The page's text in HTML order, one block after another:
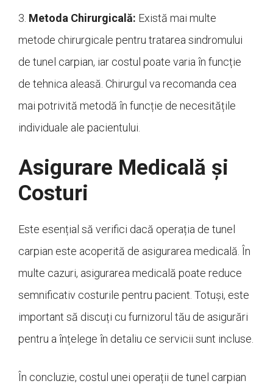
3. Metoda Chirurgicală: Există mai multe
metode chirurgicale pentru tratarea sindromului
de tunel carpian, iar costul poate varia în funcție
de tehnica aleasă. Chirurgul va recomanda cea
mai potrivită metodă în funcție de necesitățile
individuale ale pacientului.
Asigurare Medicală și
Costuri
Este esențial să verifici dacă operația de tunel
carpian este acoperită de asigurarea medicală. În
multe cazuri, asigurarea medicală poate reduce
semnificativ costurile pentru pacient. Totuși, este
important să discuți cu furnizorul tău de asigurări
pentru a înțelege în detaliu ce servicii sunt incluse.
În concluzie, costul unei operații de tunel carpian